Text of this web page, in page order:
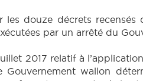
douze décrets
par un arrêté du
2017 relatif à
wallon